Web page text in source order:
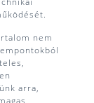
nem
arra,